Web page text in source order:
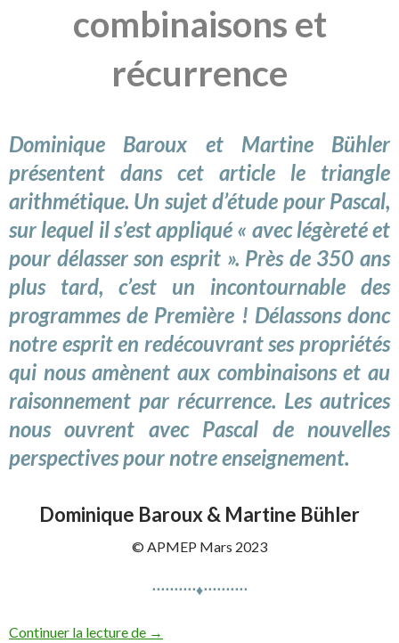
combinaisons et
récurrence
Dominique Baroux et Martine Bühler
présentent dans cet article le triangle
arithmétique. Un sujet d’étude pour Pascal,
sur lequel il s’est appliqué « avec légèreté et
pour délasser son esprit ». Près de 350 ans
plus tard, c’est un incontournable des
programmes de Première ! Délassons donc
notre esprit en redécouvrant ses propriétés
qui nous amènent aux combinaisons et au
raisonnement par récurrence. Les autrices
nous ouvrent avec Pascal de nouvelles
perspectives pour notre enseignement.
Dominique Baroux & Martine Bühler
© APMEP Mars 2023
⋅⋅⋅⋅⋅⋅⋅⋅⋅⋅♦⋅⋅⋅⋅⋅⋅⋅⋅⋅⋅
Continuer la lecture de Pascal, triangle arithmétique,
→